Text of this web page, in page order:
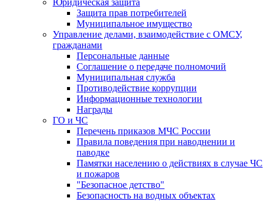
Юридическая защита
Защита прав потребителей
Муниципальное имущество
Управление делами, взаимодействие с ОМСУ,
гражданами
Персональные данные
Соглашение о передаче полномочий
Муниципальная служба
Противодействие коррупции
Информационные технологии
Награды
ГО и ЧС
Перечень приказов МЧС России
Правила поведения при наводнении и
паводке
Памятки населению о действиях в случае ЧС
и пожаров
"Безопасное детство"
Безопасность на водных объектах